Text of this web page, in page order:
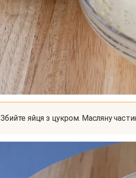
3. Збийте яйця з цукром. Масляну